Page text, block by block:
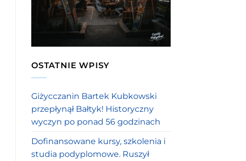
OSTATNIE WPISY
Giżycczanin Bartek Kubkowski
przepłynął Bałtyk! Historyczny
wyczyn po ponad 56 godzinach
Dofinansowane kursy, szkolenia i
studia podyplomowe. Ruszył